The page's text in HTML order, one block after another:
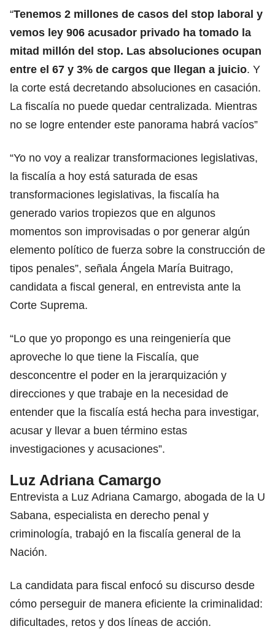
“Tenemos 2 millones de casos del stop laboral y
vemos ley 906 acusador privado ha tomado la
mitad millón del stop. Las absoluciones ocupan
entre el 67 y 3% de cargos que llegan a juicio. Y
la corte está decretando absoluciones en casación.
La fiscalía no puede quedar centralizada. Mientras
no se logre entender este panorama habrá vacíos”
“Yo no voy a realizar transformaciones legislativas,
la fiscalía a hoy está saturada de esas
transformaciones legislativas, la fiscalía ha
generado varios tropiezos que en algunos
momentos son improvisadas o por generar algún
elemento político de fuerza sobre la construcción de
tipos penales”, señala Ángela María Buitrago,
candidata a fiscal general, en entrevista ante la
Corte Suprema.
“Lo que yo propongo es una reingeniería que
aproveche lo que tiene la Fiscalía, que
desconcentre el poder en la jerarquización y
direcciones y que trabaje en la necesidad de
entender que la fiscalía está hecha para investigar,
acusar y llevar a buen término estas
investigaciones y acusaciones”.
Luz Adriana Camargo
Entrevista a Luz Adriana Camargo, abogada de la U
Sabana, especialista en derecho penal y
criminología, trabajó en la fiscalía general de la
Nación.
La candidata para fiscal enfocó su discurso desde
cómo perseguir de manera eficiente la criminalidad:
dificultades, retos y dos líneas de acción.